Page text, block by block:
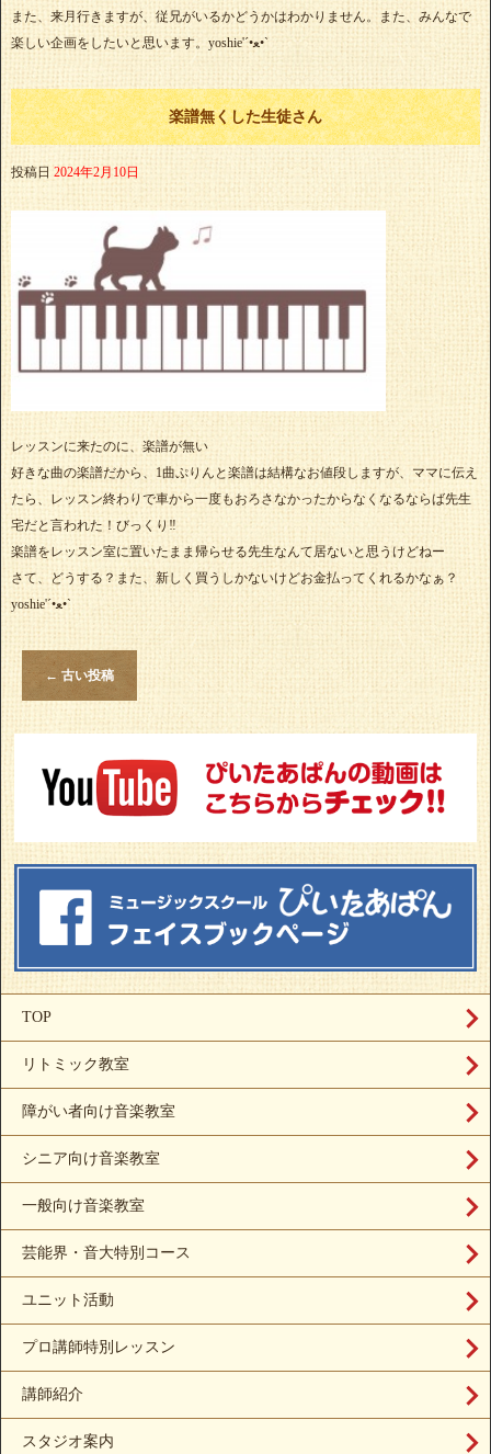
また、来月行きますが、従兄がいるかどうかはわかりません。また、みんなで
楽しい企画をしたいと思います。yoshie'‎´•ﻌ•`
楽譜無くした生徒さん
投稿日 2024年2月10日
レッスンに来たのに、楽譜が無い
好きな曲の楽譜だから、1曲ぷりんと楽譜は結構なお値段しますが、ママに伝え
たら、レッスン終わりで車から一度もおろさなかったからなくなるならば先生
宅だと言われた！びっくり‼️
楽譜をレッスン室に置いたまま帰らせる先生なんて居ないと思うけどねー
さて、どうする？また、新しく買うしかないけどお金払ってくれるかなぁ？
yoshie'‎´•ﻌ•`
← 古い投稿
TOP
リトミック教室
障がい者向け音楽教室
シニア向け音楽教室
一般向け音楽教室
芸能界・音大特別コース
ユニット活動
プロ講師特別レッスン
講師紹介
スタジオ案内